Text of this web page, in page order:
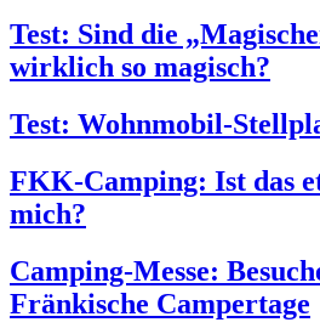
Test: Sind die
wirklich so magisch?
Test: Wohnmobil-
FKK-Camping: Ist das
mich?
Camping-Messe:
Fränkische Campertage